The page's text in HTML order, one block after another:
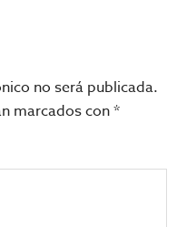
no será publicada.
marcados con*